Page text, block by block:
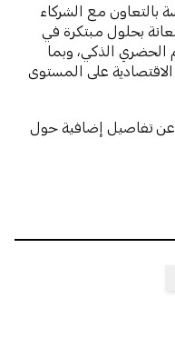
بالتعاون مع الشركاء
بحلول مبتكرة في
الحضري الذكي، وبما
على المستوى
عن تفاصيل إضافية حول